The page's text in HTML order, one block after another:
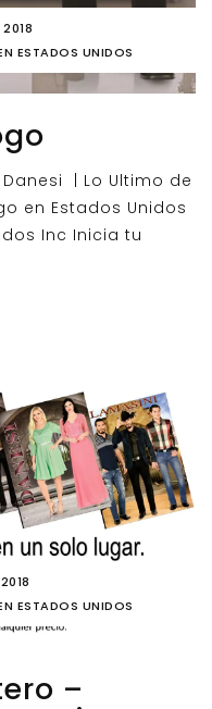
2018
ESTADOS UNIDOS
| Lo Ultimo de
en Estados Unidos
Inc Inicia tu
ESTADOS UNIDOS
–